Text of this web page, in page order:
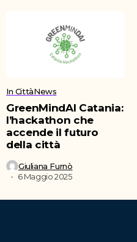
In CittàNews
GreenMindAI Catania:
l’hackathon che
accende il futuro
della città
Giuliana Furnò
6 Maggio 2025